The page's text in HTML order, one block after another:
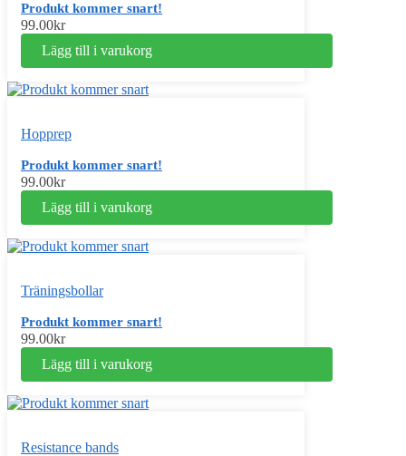
Produkt kommer snart!
99.00kr
Lägg till i varukorg
Hopprep
Produkt kommer snart!
99.00kr
Lägg till i varukorg
Träningsbollar
Produkt kommer snart!
99.00kr
Lägg till i varukorg
Resistance bands